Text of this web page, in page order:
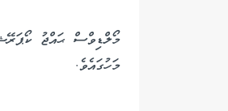
މޯލްޑިވްސް ޙައްޖު
މަހުގައެވެ.